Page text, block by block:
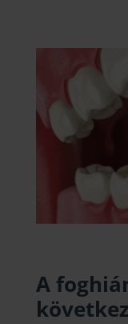
A